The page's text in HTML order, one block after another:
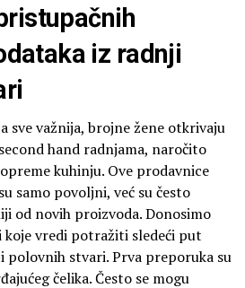
iz radnji
sve važnija, brojne žene otkrivaju
hand radnjama, naročito
kuhinju. Ove prodavnice
samo povoljni, već su često
od novih proizvoda. Donosimo
vredi potražiti sledeći put
polovnih stvari. Prva preporuka su
čelika. Često se mogu